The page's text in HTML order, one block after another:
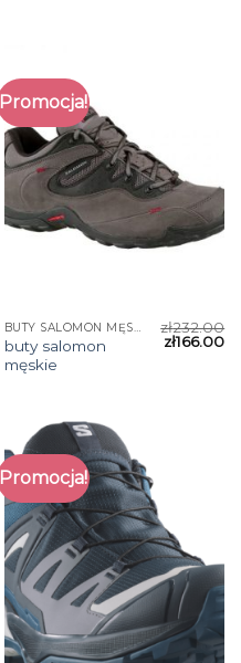
Promocja!
buty salomon
męskie
zł232.00
zł166.00
Promocja!